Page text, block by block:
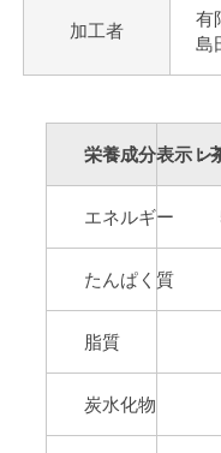
加工者
有
島
栄養成分表示：
レ
エネルギー
たんぱく質
脂質
炭水化物